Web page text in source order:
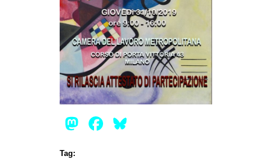
Mastodon
Facebook
Tag: